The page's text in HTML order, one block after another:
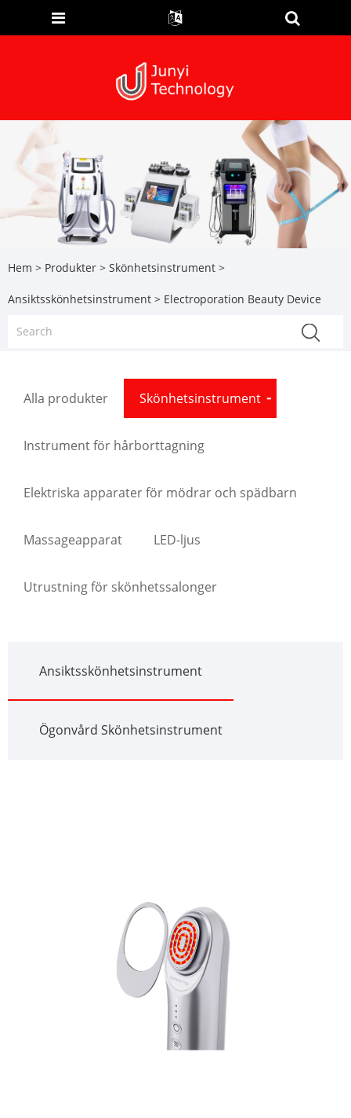
Hem > Produkter > Skönhetsinstrument >
Ansiktsskönhetsinstrument > Electroporation Beauty Device
Alla produkter Skönhetsinstrument
Instrument för hårborttagning
Elektriska apparater för mödrar och spädbarn
Massageapparat LED-ljus
Utrustning för skönhetssalonger
Ansiktsskönhetsinstrument
Ögonvård Skönhetsinstrument